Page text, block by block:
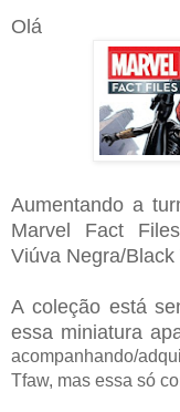
Olá
Aumentando a
Marvel Fact
Viúva Negra/Black
A coleção está
essa miniatura
acompanhando/
Tfaw, mas essa só